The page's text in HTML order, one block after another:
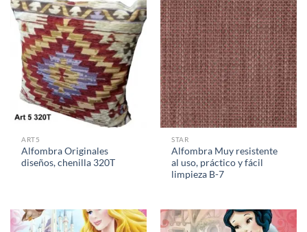
ART5
Alfombra Originales
diseños, chenilla 320T
STAR
Alfombra Muy resistente
al uso, práctico y fácil
limpieza B-7